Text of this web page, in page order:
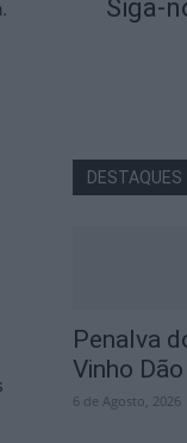
Siga-
DESTAQUES
Penalva
Vinho
6 de Agosto, 2026